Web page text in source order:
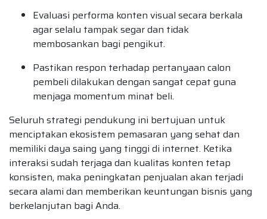
Evaluasi performa konten visual secara berkala
agar selalu tampak segar dan tidak
membosankan bagi pengikut.
Pastikan respon terhadap pertanyaan calon
pembeli dilakukan dengan sangat cepat guna
menjaga momentum minat beli.
Seluruh strategi pendukung ini bertujuan untuk
menciptakan ekosistem pemasaran yang sehat dan
memiliki daya saing yang tinggi di internet. Ketika
interaksi sudah terjaga dan kualitas konten tetap
konsisten, maka peningkatan penjualan akan terjadi
secara alami dan memberikan keuntungan bisnis yang
berkelanjutan bagi Anda.